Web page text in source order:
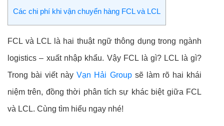
Các chi phí khi vận chuyển hàng FCL và LCL
FCL và LCL là hai thuật ngữ thông dụng trong ngành
logistics – xuất nhập khẩu. Vậy FCL là gì? LCL là gì?
Trong bài viết nàyVạn Hải Groupsẽ làm rõ hai khái
niệm trên, đồng thời phân tích sự khác biệt giữa FCL
và LCL. Cùng tìm hiểu ngay nhé!